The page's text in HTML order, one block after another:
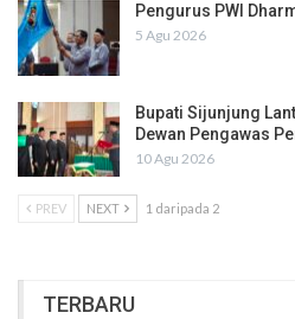
Pengurus PWI
5 Agu 2026
Bupati Sijunjung
Dewan Pengawas
10 Agu 2026
PREV NEXT 1 daripada 2
TERBARU